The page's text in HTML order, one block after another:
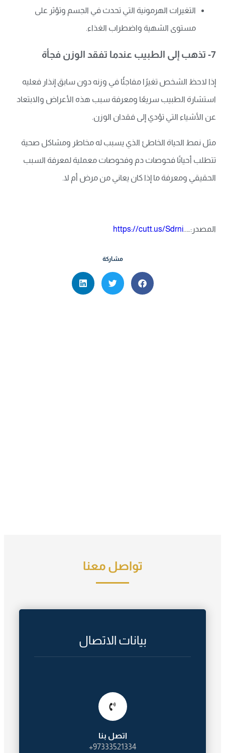
التغيرات الهرمونية التي تحدث في الجسم وتؤثر على
مستوى الشهية واضطراب الغذاء.
7- تذهب إلى الطبيب عندما تفقد الوزن فجأة
إذا لاحظ الشخص تغيرًا مفاجئًا في وزنه دون سابق إنذار فعليه
استشارة الطبيب سريعًا ومعرفة سبب هذه الأعراض والابتعاد
عن الأشياء التي تؤدي إلى فقدان الوزن.
مثل نمط الحياة الخاطئ الذي يسبب له مخاطر ومشاكل صحية
تتطلب أحيانًا فحوصات دم وفحوصات معملية لمعرفة السبب
الحقيقي ومعرفة ما إذا كان يعاني من مرض أم لا.
المصدر:…..https://cutt.us/Sdrni
مشاركة
بيانات الاتصال
اتصل بنا
97333521334+
تواصل معنا